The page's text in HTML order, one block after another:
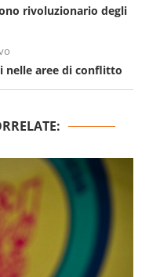
rivoluzionario degli
nelle aree di conflitto